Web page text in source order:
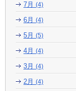
7月 (4)
6月 (4)
5月 (5)
4月 (4)
3月 (4)
2月 (4)